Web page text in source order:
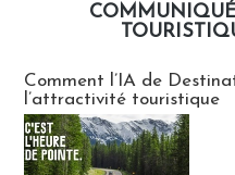
Comment l’IA de
l’attractivité touristique